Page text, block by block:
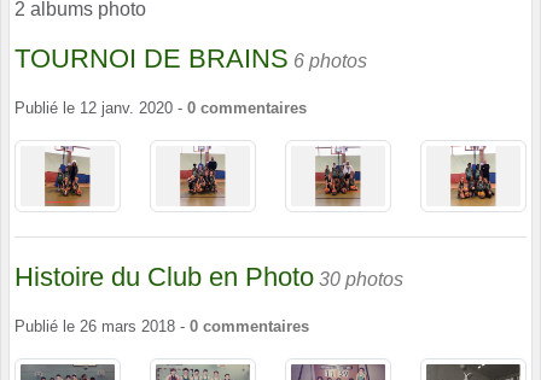
2 albums photo
TOURNOI DE BRAINS 6 photos
Publié le 12 janv. 2020 - 0 commentaires
Histoire du Club en Photo 30 photos
Publié le 26 mars 2018 - 0 commentaires